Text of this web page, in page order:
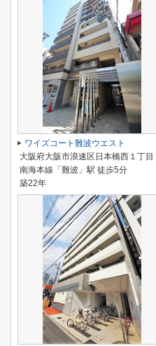
ワイズコート難波ウエスト
大阪府大阪市浪速区日本橋西１丁目
南海本線「難波」駅 徒歩5分
築22年